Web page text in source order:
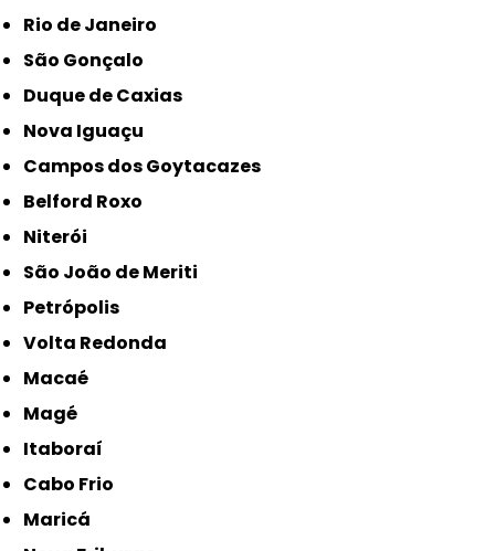
Rio de Janeiro
São Gonçalo
Duque de Caxias
Nova Iguaçu
Campos dos Goytacazes
Belford Roxo
Niterói
São João de Meriti
Petrópolis
Volta Redonda
Macaé
Magé
Itaboraí
Cabo Frio
Maricá